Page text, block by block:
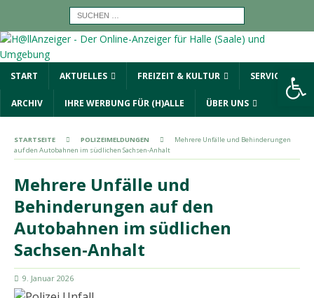
START AKTUELLES FREIZEIT & KULTUR SERVICE
ARCHIV IHRE WERBUNG FÜR (H)ALLE ÜBER UNS
STARTSEITE POLIZEIMELDUNGEN
Mehrere Unfälle und Behinderungen
auf den Autobahnen im südlichen Sachsen-Anhalt
Mehrere Unfälle und
Behinderungen auf den
Autobahnen im südlichen
Sachsen-Anhalt
9. Januar 2026
Werkzeugleiste öffnen